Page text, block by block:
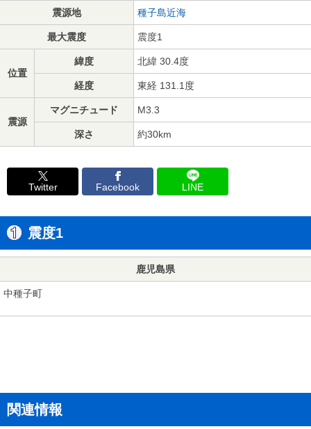
震源地 種子島近海
最大震度 震度1
位置
緯度 北緯 30.4度
経度 東経 131.1度
震源
マグニチュード M3.3
深さ 約30km
Twitter Facebook LINE
震度1
鹿児島県
中種子町
関連情報